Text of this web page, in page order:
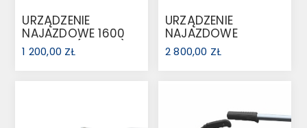
URZĄDZENIE
NAJAZDOWE 1600
KG AK161 (1251912)
1 200,00 ZŁ
URZĄDZENIE
NAJAZDOWE
KFG35-D
2 800,00 ZŁ